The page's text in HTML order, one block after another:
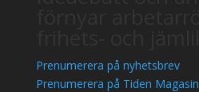
Prenumerera på nyhetsbrev
Prenumerera på Tiden Magasin